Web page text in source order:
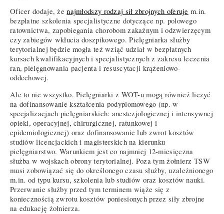
Oficer dodaje, żenajmłodszy rodzaj sił zbrojnych oferuje m.in.
bezpłatne szkolenia specjalistyczne dotyczące np. polowego
ratownictwa, zapobiegania chorobom zakaźnym i odzwierzęcym
czy zabiegów wkłucia doszpikowego. Pielęgniarka służby
terytorialnej będzie mogła też wziąć udział w bezpłatnych
kursach kwalifikacyjnych i specjalistycznych z zakresu leczenia
ran, pielęgnowania pacjenta i resuscytacji krążeniowo-
oddechowej.
Ale to nie wszystko. Pielęgniarki z WOT-u mogą również liczyć
na dofinansowanie kształcenia podyplomowego (np. w
specjalizacjach pielęgniarskich: anestezjologicznej i intensywnej
opieki, operacyjnej, chirurgicznej, ratunkowej i
epidemiologicznej) oraz dofinansowanie lub zwrot kosztów
studiów licencjackich i magisterskich na kierunku
pielęgniarstwo. Warunkiem jest co najmniej 12-miesięczna
służba w wojskach obrony terytorialnej. Poza tym żołnierz TSW
musi zobowiązać się do określonego czasu służby, uzależnionego
m.in. od typu kursu, szkolenia lub studiów oraz kosztów nauki.
Przerwanie służby przed tym terminem wiąże się z
koniecznością zwrotu kosztów poniesionych przez siły zbrojne
na edukację żołnierza.